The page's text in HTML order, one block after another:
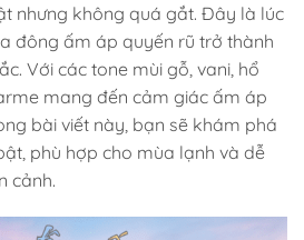
nhưng không quá gắt. Đây là lúc
đông ấm áp quyến rũ trở thành
Với các tone mùi gỗ, vani, hổ
mang đến cảm giác ấm áp
bài viết này, bạn sẽ khám phá
phù hợp cho mùa lạnh và dễ
cảnh.